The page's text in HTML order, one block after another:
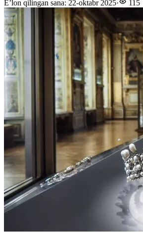
E’lon qilingan sana: 22-oktabr 2025· 115